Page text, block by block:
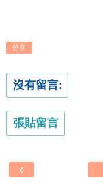
分享
沒有留言:
張貼留言
‹